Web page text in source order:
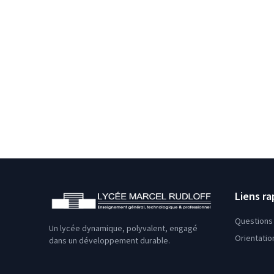
Un lycée dynamique, polyvalent, engagé
dans un développement durable.
Liens